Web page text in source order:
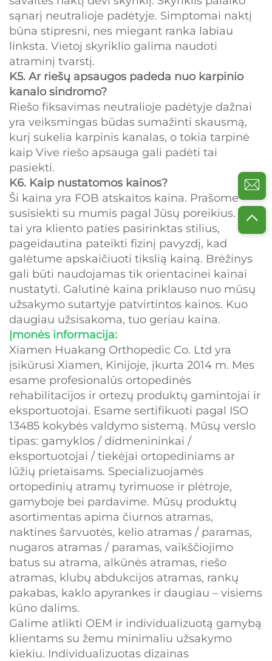
sąnarį neutralioje padėtyje. Simptomai naktį
būna stipresni, nes miegant ranka labiau
linksta. Vietoj skyriklio galima naudoti
atraminį tvarstį.
K5. Ar riešų apsaugos padeda nuo karpinio
kanalo sindromo?
Riešo fiksavimas neutralioje padėtyje dažnai
yra veiksmingas būdas sumažinti skausmą,
kurį sukelia karpinis kanalas, o tokia tarpinė
kaip Vive riešo apsauga gali padėti tai
pasiekti.
K6. Kaip nustatomos kainos?
Ši kaina yra FOB atskaitos kaina. Prašome
susisiekti su mumis pagal Jūsų poreikius. Jei
tai yra kliento paties pasirinktas stilius,
pageidautina pateikti fizinį pavyzdį, kad
galėtume apskaičiuoti tikslią kainą. Brėžinys
gali būti naudojamas tik orientacinei kainai
nustatyti. Galutinė kaina priklauso nuo mūsų
užsakymo sutartyje patvirtintos kainos. Kuo
daugiau užsisakoma, tuo geriau kaina.
Įmonės informacija:
Xiamen Huakang Orthopedic Co. Ltd yra
įsikūrusi Xiamen, Kinijoje, įkurta 2014 m. Mes
esame profesionalūs ortopedinės
rehabilitacijos ir ortezų produktų gamintojai ir
eksportuotojai. Esame sertifikuoti pagal ISO
13485 kokybės valdymo sistemą. Mūsų verslo
tipas: gamyklos / didmenininkai /
eksportuotojai / tiekėjai ortopediniams ar
lūžių prietaisams. Specializuojamės
ortopedinių atramų tyrimuose ir plėtroje,
gamyboje bei pardavime. Mūsų produktų
asortimentas apima čiurnos atramas,
naktines šarvuotės, kelio atramas / paramas,
nugaros atramas / paramas, vaikščiojimo
batus su atrama, alkūnės atramas, riešo
atramas, klubų abdukcijos atramas, rankų
pakabas, kaklo apyrankes ir daugiau – visiems
kūno dalims.
Galime atlikti OEM ir individualizuotą gamybą
klientams su žemu minimaliu užsakymo
kiekiu. Individualizuotas dizainas